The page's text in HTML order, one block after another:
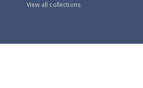
View all collections